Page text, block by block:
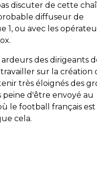
discuter de cette
diffuseur de
1, ou avec les
des dirigeants
sur la création
très éloignés des
d'être envoyé au
le football français est
cela.